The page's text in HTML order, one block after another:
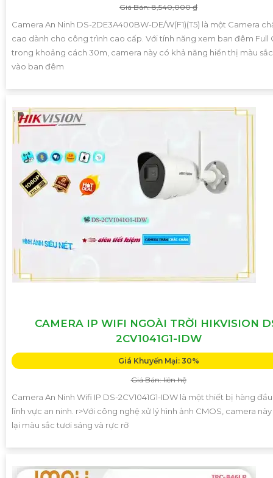
Giá Bán: 8,540,000 ₫
Camera An Ninh DS-2DE3A400BW-DE/W(F1)(T5) là một Camera
cao dành cho công trình cao cấp. Với tính năng xem ban đêm Full
trong khoảng cách 30m, camera này có khả năng hiển thị màu
vào ban đêm
CAMERA IP WIFI NGOÀI TRỜI HIKVISION
2CV1041G1-IDW
Giá Khuyến Mại: 30%
Giá Bán: liên hệ
Camera An Ninh Wifi IP DS-2CV1041G1-IDW là một thiết bị hàng
lĩnh vực an ninh. r>Với công nghệ xử lý hình ảnh CMOS, camera
lại màu sắc tươi sáng và rực rỡ